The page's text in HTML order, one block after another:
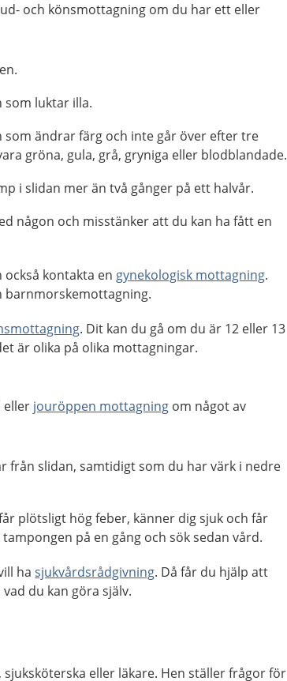
och könsmottagning om du har ett eller
som luktar illa.
ändrar färg och inte går över efter tre
gröna, gula, grå, gryniga eller blodblandade.
i slidan mer än två gånger på ett halvår.
någon och misstänker att du kan ha fått en
kontakta en gynekologisk mottagning.
barnmorskemottagning.
. Dit kan du gå om du är 12 eller 13
är olika på olika mottagningar.
eller jouröppen mottagning om något av
från slidan, samtidigt som du har värk i nedre
plötsligt hög feber, känner dig sjuk och får
på en gång och sök sedan vård.
hasjukvårdsrådgivning. Då får du hjälp att
du kan göra själv.
eller läkare. Hen ställer frågor för